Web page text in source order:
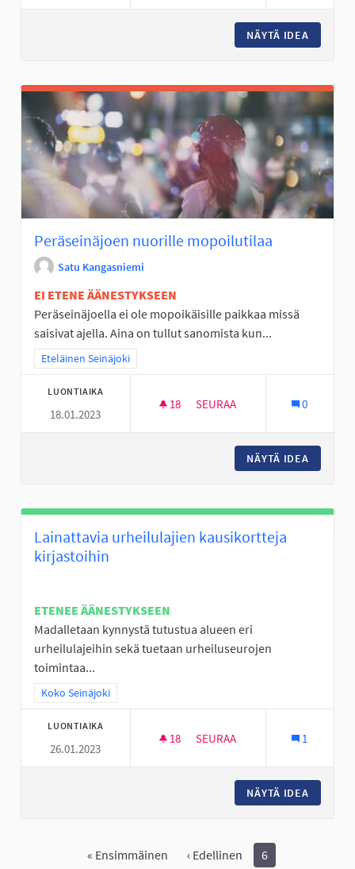
NÄYTÄ IDEA
Peräseinäjoen nuorille mopoilutilaa
Satu Kangasniemi
EI ETENE ÄÄNESTYKSEEN
Peräseinäjoella ei ole mopoikäisille paikkaa missä
saisivat ajella. Aina on tullut sanomista kun...
Rajaa tulokset teeman mukaan: Eteläinen Seinäjoki
Eteläinen Seinäjoki
LUONTIAIKA
18.01.2023
18 18 SEURAAJAA
SEURAA 0
NÄYTÄ IDEA
Lainattavia urheilulajien kausikortteja
kirjastoihin
ETENEE ÄÄNESTYKSEEN
Madalletaan kynnystä tutustua alueen eri
urheilulajeihin sekä tuetaan urheiluseurojen
toimintaa...
Rajaa tulokset teeman mukaan: Koko Seinäjoki
Koko Seinäjoki
LUONTIAIKA
26.01.2023
18 18 SEURAAJAA
SEURAA 1
NÄYTÄ IDEA
« Ensimmäinen ‹ Edellinen 6